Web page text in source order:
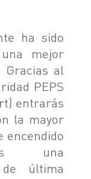
ha sido
mejor
Gracias al
PEPS
entrarás
la mayor
encendido
una
última